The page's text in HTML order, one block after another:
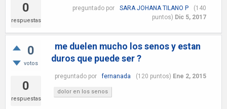
0
respuestas
preguntado por SARA JOHANA TILANO P (140
puntos) Dic 5, 2017
0
votos
0
respuestas
me duelen mucho los senos y estan
duros que puede ser ?
preguntado por fernanada (120 puntos) Ene 2, 2015
dolor en los senos